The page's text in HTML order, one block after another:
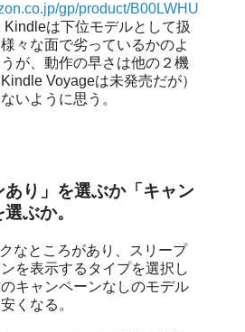
gp/product/B00LWHU
Kindleは下位モデルとして扱
々な面で劣っているかのよ
が、動作の早さは他の２機
Voyageは未発売だが）
いように思う。
あり」を選ぶか「キャン
ぶか。
なところがあり、スリープ
を表示するタイプを選択し
キャンペーンなしのモデル
くなる。